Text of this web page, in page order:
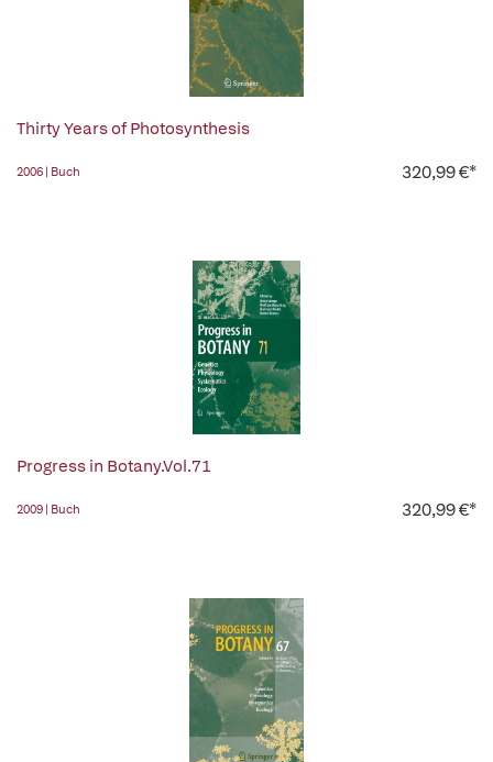
Thirty Years of Photosynthesis
2006 | Buch 320,99 €*
Progress in Botany.Vol.71
2009 | Buch 320,99 €*